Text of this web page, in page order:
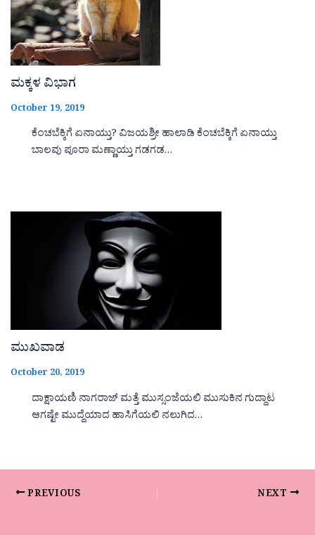
ಮಕ್ಕಳ ವಿಭಾಗ
October 19, 2019
ಕೆಂಚಬೆಕ್ಕಿಗೆ ಏನಾಯ್ತು? ವಿಜಯಶ್ರೀ ಹಾಲಾಡಿ ಕೆಂಚಬೆಕ್ಕಿಗೆ ಏನಾಯ್ತು
ಬಾಲವು ಪೂರಾ ಮಣ್ಣಾಯ್ತು ಗಡಗಡ…
ಮುಖವಾಡ
October 20, 2019
ದಾಕ್ಷಾಯಣಿ ನಾಗರಾಜ್ ಮತ್ತೆ ಮುಸ್ಸಂಜೆಯಲಿ ಮುಸುಕಿನ ಗುದ್ದಾಟ
ಆಗಷ್ಟೇ ಮುದ್ದೆಯಾದ ಹಾಸಿಗೆಯಲಿ ನಲುಗಿದ…
PREVIOUS NEXT